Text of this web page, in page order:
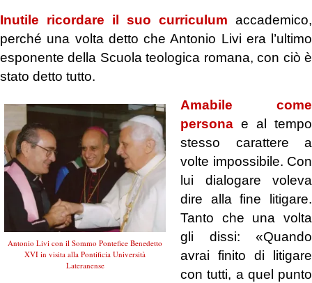
Inutile ricordare il suo curriculum accademico,
perché una volta detto che Antonio Livi era l’ultimo
esponente della Scuola teologica romana, con ciò è
stato detto tutto.
Antonio Livi con il Sommo Pontefice Benedetto
XVI in visita alla Pontificia Università
Lateranense
Amabile come
persona e al tempo
stesso carattere a
volte impossibile. Con
lui dialogare voleva
dire alla fine litigare.
Tanto che una volta
gli dissi: «Quando
avrai finito di litigare
con tutti, a quel punto